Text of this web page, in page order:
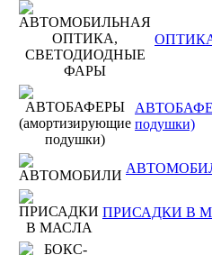
подушки)
ПРИСАДКИ В